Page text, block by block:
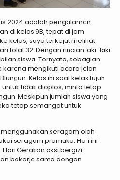
2024 adalah pengalaman
di kelas 9B, tepat di jam
kelas, saya terkejut melihat
total 32. Dengan rincian laki-laki
siswa. Ternyata, sebagian
karena mengikuti acara jalan
Kelas ini saat kelas tujuh
tidak dioplos, minta tetap
Meskipun jumlah siswa yang
tetap semangat untuk
seragam olah
seragam pramuka. Hari ini
Gerakan aksi bergizi
bekerja sama dengan